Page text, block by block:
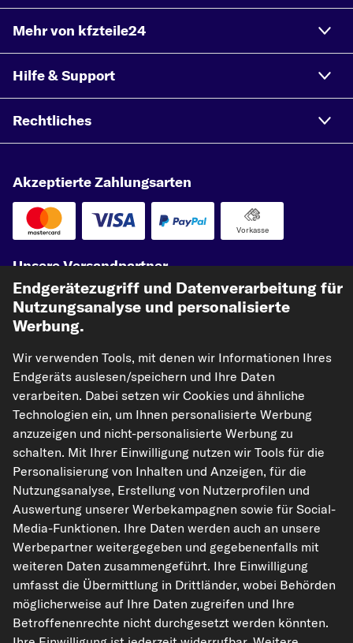
Mehr von kfzteile24
Hilfe & Support
Rechtliches
Akzeptierte Zahlungsarten
Vorkasse
Unsere Versandpartner
kfzteile24.de carpardoo.nl
carpardoo.fr
carpardoo.dk
Die hier dargestellten Daten, insbesondere die gesamte Datenbank, dürfen
nicht vervielfältigt werden. Die Vervielfältigung und Verbreitung der Daten und
der Datenbank ohne vorherige Einwilligung von TecAlliance und/oder die
Einbeziehung Dritter in solche Aktivitäten ist streng verboten. Jegliche
unautorisierte Nutzung von Inhalten stellt eine Verletzung des Urheberrechts
dar und kann rechtliche Schritte nach sich ziehen.
Vertrag widerrufen
Endgerätezugriff und Datenverarbeitung für
Nutzungsanalyse und personalisierte
Werbung.
Wir verwenden Tools, mit denen wir Informationen Ihres
Endgeräts auslesen/speichern und Ihre Daten
verarbeiten. Dabei setzen wir Cookies und ähnliche
Technologien ein, um Ihnen personalisierte Werbung
anzuzeigen und nicht-personalisierte Werbung zu
schalten. Mit Ihrer Einwilligung nutzen wir Tools für die
Personalisierung von Inhalten und Anzeigen, für die
Nutzungsanalyse, Erstellung von Nutzerprofilen und
Auswertung unserer Werbekampagnen sowie für Social-
Media-Funktionen. Ihre Daten werden auch an unsere
Werbepartner weitergegeben und gegebenenfalls mit
weiteren Daten zusammengeführt. Ihre Einwilligung
umfasst die Übermittlung in Drittländer, wobei Behörden
möglicherweise auf Ihre Daten zugreifen und Ihre
Betroffenenrechte nicht durchgesetzt werden könnten.